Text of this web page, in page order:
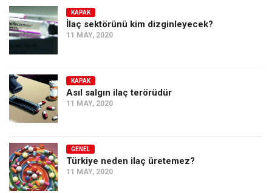
Dosyalar
KAPAK
İlaç sektörünü kim dizginleyecek?
11 MAY, 2020
KAPAK
Asıl salgın ilaç terörüdür
11 MAY, 2020
GENEL
Türkiye neden ilaç üretemez?
11 MAY, 2020